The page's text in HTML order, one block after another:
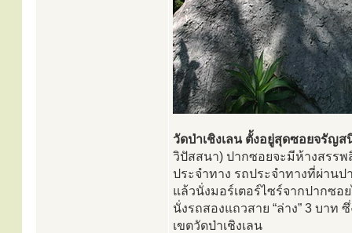
วัดป่าเชิงเลน ตั้งอยู่สุดซอยจรัญ
วิปัสสนา) ปากซอยจะมีห้างสรร
ประจำทาง รถประจำทางที่ผ่านป
แล้วนั่งมอร์เตอร์ไซร์จากปากซ
นั่งรถสองแถวสาย “ล่าง” 3 บาท
เขตวัดป่าเชิงเลน